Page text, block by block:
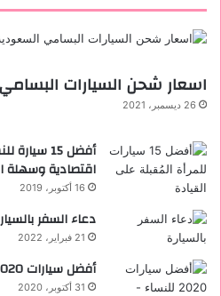
اسعار شحن السيارات البسامي
26 ديسمبر، 2021
اقتصادية وسهلة
16 أكتوبر، 2019
دعاء السفر
21 فبراير، 2022
أفضل سيارات 2020 للنساء
31 أكتوبر، 2020